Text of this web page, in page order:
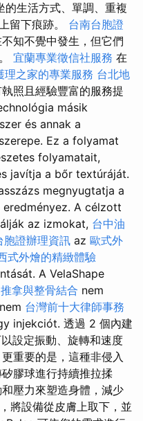
的生活方式、單調、重複
留下痕跡。 台南台胞證
知不覺中發生，但它們
宜蘭專業徵信社服務 在
理之家的專業服務 台北地
照且經驗豐富的服務提
másik
és annak a
Ez a folyamat
folyamatait,
javítja a bőr textúráját.
megnyugtatja a
A célzott
az izmokat, 台中油
胞證辦理資訊 az 歐式外
式外燴的精緻體驗
A VelaShape
推拿與整骨結合 nem
台灣前十大律師事務
injekciót. 透過 2 個內建
設定振動、旋轉和速度
重要的是，這種非侵入
膠球進行持續推拉揉
壓力來塑造身體，減少
將設備從皮膚上取下，並